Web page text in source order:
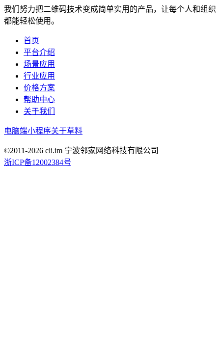
我们努力把二维码技术变成简单实用的产品，让每个人和组织
都能轻松使用。
首页
平台介绍
场景应用
行业应用
价格方案
帮助中心
关于我们
电脑端小程序关于草料
©2011-2026 cli.im 宁波邻家网络科技有限公司
浙ICP备12002384号